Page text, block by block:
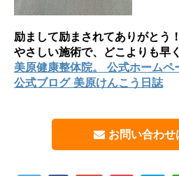
励まして励まされてありがとう！
やさしい施術で、どこよりも早
美原健康整体院。 公式ホームペ
公式ブログ 美原けんこう日誌
お問い合わせ